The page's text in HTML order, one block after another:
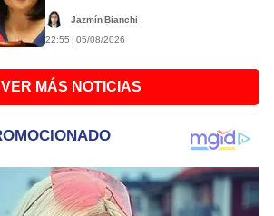
Jazmín Bianchi
22:55 | 05/08/2026
VER MÁS NOTICIAS